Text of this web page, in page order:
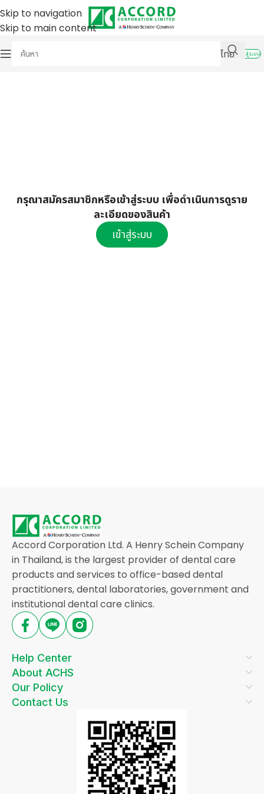
Skip to navigation
Skip to main content
ไทย
เข้าสู่ระบบ
กรุณาสมัครสมาชิกหรือเข้าสู่ระบบ เพื่อดำเนินการดูราย
ละเอียดของสินค้า
เข้าสู่ระบบ
Accord Corporation Ltd. A Henry Schein Company
in Thailand, is the largest provider of dental care
products and services to office-based dental
practitioners, dental laboratories, government and
institutional dental care clinics.
Help Center
About ACHS
Our Policy
Contact Us